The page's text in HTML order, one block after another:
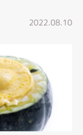
2022.08.10